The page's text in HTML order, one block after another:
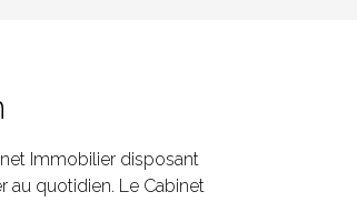
Immobilier disposant
quotidien. Le Cabinet